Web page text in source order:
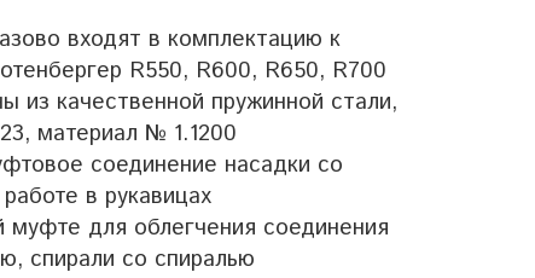
входят в комплектацию к
R550, R600, R650, R700
из качественной пружинной стали,
материал № 1.1200
соединение насадки со
в рукавицах
для облегчения соединения
спирали со спиралью